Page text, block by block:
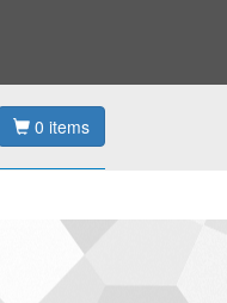
0 items